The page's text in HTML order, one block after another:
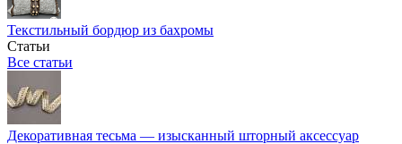
Текстильный бордюр из бахромы
Статьи
Все статьи
Декоративная тесьма — изысканный шторный аксессуар